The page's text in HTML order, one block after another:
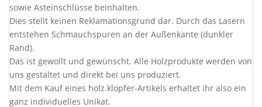
sowie Asteinschlüsse beinhalten.
Dies stellt keinen Reklamationsgrund dar. Durch das Lasern
entstehen Schmauchspuren an der Außenkante (dunkler
Rand).
Das ist gewollt und gewünscht. Alle Holzprodukte werden von
uns gestaltet und direkt bei uns produziert.
Mit dem Kauf eines holz.klopfer-Artikels erhaltet ihr also ein
ganz individuelles Unikat.